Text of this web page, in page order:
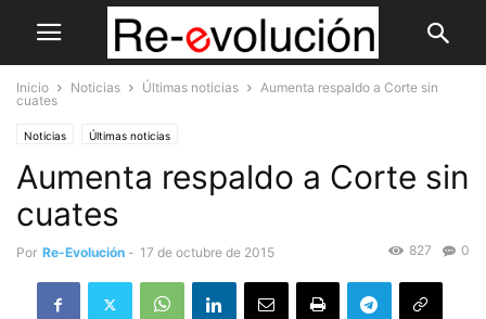
Inicio Noticias Últimas noticias
Aumenta respaldo a Corte sin
cuates
Noticias Últimas noticias
Aumenta respaldo a Corte sin
cuates
Por Re-Evolución - 17 de octubre de 2015 0
827